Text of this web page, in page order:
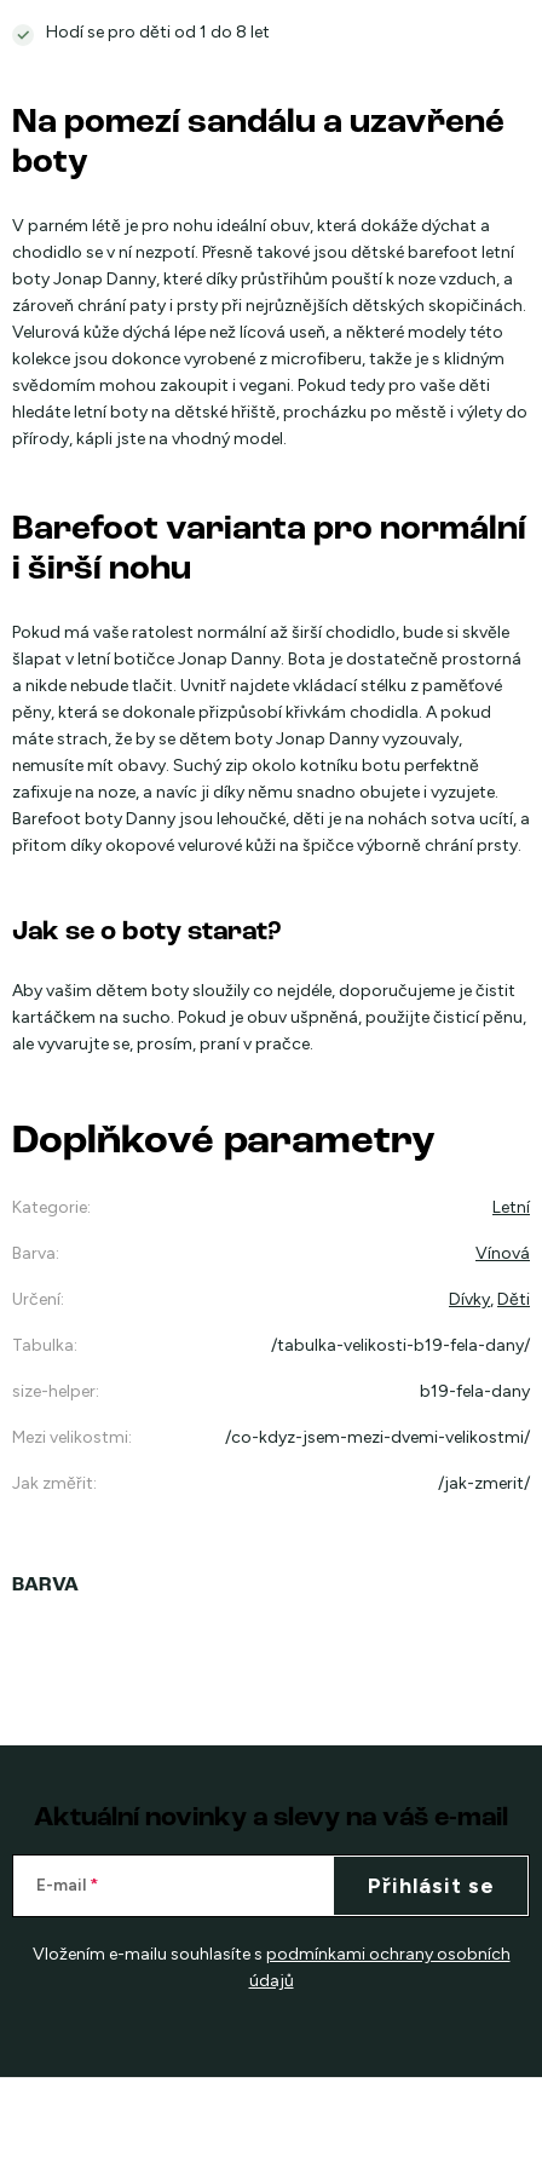
Hodí se pro děti od 1 do 8 let
Na pomezí sandálu a uzavřené
boty
V parném létě je pro nohu ideální obuv, která dokáže dýchat a
chodidlo se v ní nezpotí. Přesně takové jsou dětské barefoot letní
boty Jonap Danny, které díky průstřihům pouští k noze vzduch, a
zároveň chrání paty i prsty při nejrůznějších dětských skopičinách.
Velurová kůže dýchá lépe než lícová useň, a některé modely této
kolekce jsou dokonce vyrobené z microfiberu, takže je s klidným
svědomím mohou zakoupit i vegani. Pokud tedy pro vaše děti
hledáte letní boty na dětské hřiště, procházku po městě i výlety do
přírody, kápli jste na vhodný model.
Barefoot varianta pro normální
i širší nohu
Pokud má vaše ratolest normální až širší chodidlo, bude si skvěle
šlapat v letní botičce Jonap Danny. Bota je dostatečně prostorná
a nikde nebude tlačit. Uvnitř najdete vkládací stélku z paměťové
pěny, která se dokonale přizpůsobí křivkám chodidla. A pokud
máte strach, že by se dětem boty Jonap Danny vyzouvaly,
nemusíte mít obavy. Suchý zip okolo kotníku botu perfektně
zafixuje na noze, a navíc ji díky němu snadno obujete i vyzujete.
Barefoot boty Danny jsou lehoučké, děti je na nohách sotva ucítí, a
přitom díky okopové velurové kůži na špičce výborně chrání prsty.
Jak se o boty starat?
Aby vašim dětem boty sloužily co nejdéle, doporučujeme je čistit
kartáčkem na sucho. Pokud je obuv ušpněná, použijte čisticí pěnu,
ale vyvarujte se, prosím, praní v pračce.
Doplňkové parametry
Kategorie: Letní
Barva: Vínová
Určení: Dívky,Děti
Tabulka: /tabulka-velikosti-b19-fela-dany/
size-helper: b19-fela-dany
Mezi velikostmi: /co-kdyz-jsem-mezi-dvemi-velikostmi/
Jak změřit: /jak-zmerit/
Aktuální novinky a slevy na váš e-mail
E-mail
Vložením e-mailu souhlasíte s podmínkami ochrany osobních
údajů
Přihlásit se